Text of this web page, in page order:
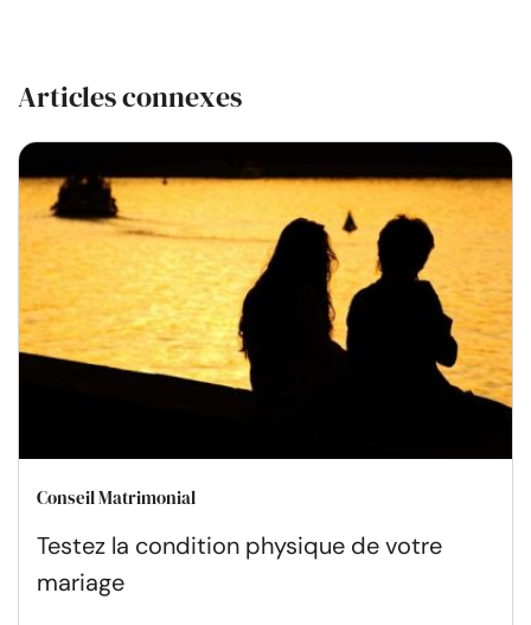
Articles connexes
Conseil Matrimonial
Testez la condition physique de votre
mariage